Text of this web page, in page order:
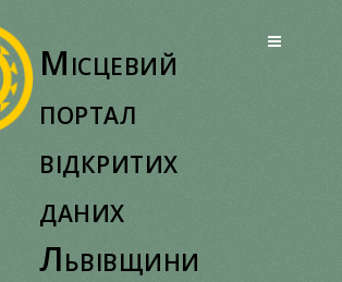
Місцевий
портал
відкритих
даних
Львівщини